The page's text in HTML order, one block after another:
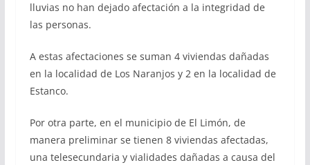
lluvias no han dejado afectación a la integridad de
las personas.
A estas afectaciones se suman 4 viviendas dañadas
en la localidad de Los Naranjos y 2 en la localidad de
Estanco.
Por otra parte, en el municipio de El Limón, de
manera preliminar se tienen 8 viviendas afectadas,
una telesecundaria y vialidades dañadas a causa del